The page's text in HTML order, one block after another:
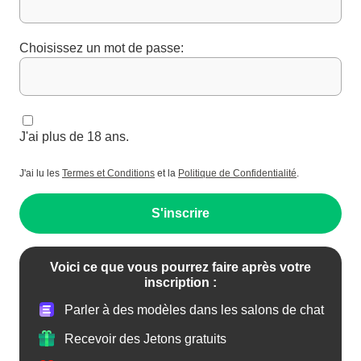
Choisissez un mot de passe:
J'ai plus de 18 ans.
J'ai lu les Termes et Conditions et la Politique de Confidentialité.
S'inscrire
Voici ce que vous pourrez faire après votre
inscription :
Parler à des modèles dans les salons de chat
Recevoir des Jetons gratuits